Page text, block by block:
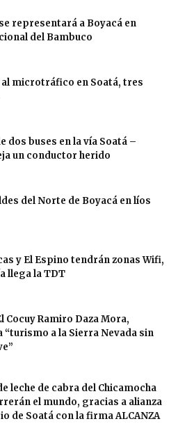
representará a Boyacá en
del Bambuco
microtráfico en Soatá, tres
dos buses en la vía Soatá –
un conductor herido
del Norte de Boyacá en líos
y El Espino tendrán zonas Wifi,
llega la TDT
Cocuy Ramiro Daza Mora,
“turismo a la Sierra Nevada sin
leche de cabra del Chicamocha
el mundo, gracias a alianza
de Soatá con la firma ALCANZA